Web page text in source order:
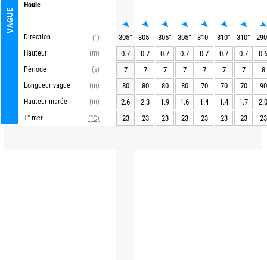
VAGUE
Houle
Direction
(°)
Hauteur
(m)
Période
(s)
Longueur vague
(m)
Hauteur marée
(m)
T° mer
(°C)
305° 305° 305° 305° 310° 310° 310°
290
0.7
0.7 0.7 0.7 0.7 0.7 0.7
0.6
7
7 7 7 7 7 7
8
80
80 80 80 70 70 70
90
2.6
2.3 1.9 1.6 1.4 1.4 1.7
2.0
23
23 23 23 23 23 23 23